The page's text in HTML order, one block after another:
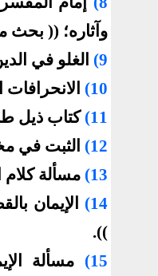
وآثاره؛ (( بحث
9)
الغلو في
10)
11) كتاب ذيل
12)
الثبت في
13) مسألة كلام
14)
الإيمان
)).
15)
مسألة